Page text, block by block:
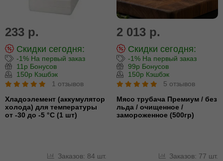
233 р.
Скидки сегодня:
-1% На первый заказ
11р Бонусов
150р Кэшбэк
1 отзывов
Хладоэлемент (аккумулятор
холода) для температуры
от -30 до -5 °С (1 шт)
Заказов: 84 шт.
2 013 р.
Скидки сегодня:
-1% На первый заказ
99р Бонусов
150р Кэшбэк
5 отзывов
Мясо трубача Премиум / без
льда / очищенное /
замороженное (500гр)
Заказов: 77 шт.